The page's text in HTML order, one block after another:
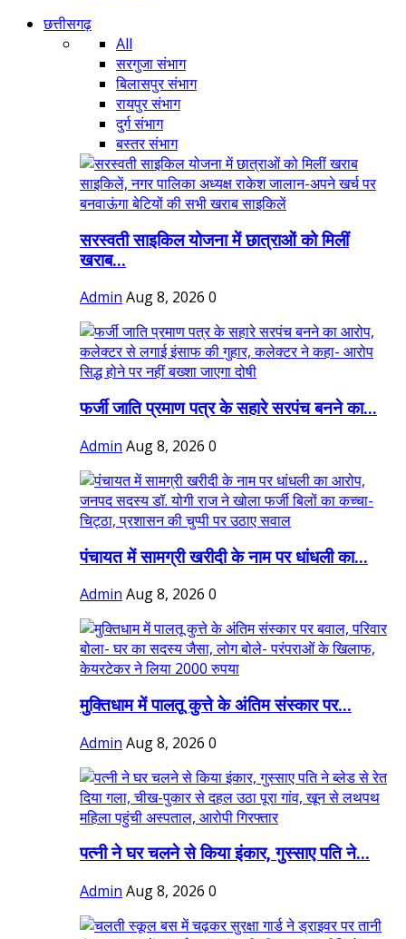
छत्तीसगढ़
All
सरगुजा संभाग
बिलासपुर संभाग
रायपुर संभाग
दुर्ग संभाग
बस्तर संभाग
सरस्वती साइकिल योजना में छात्राओं को मिलीं
खराब...
Admin Aug 8, 2026 0
फर्जी जाति प्रमाण पत्र के सहारे सरपंच बनने का...
Admin Aug 8, 2026 0
पंचायत में सामग्री खरीदी के नाम पर धांधली का...
Admin Aug 8, 2026 0
मुक्तिधाम में पालतू कुत्ते के अंतिम संस्कार पर...
Admin Aug 8, 2026 0
पत्नी ने घर चलने से किया इंकार, गुस्साए पति ने...
Admin Aug 8, 2026 0